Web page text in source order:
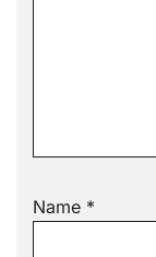
Name *